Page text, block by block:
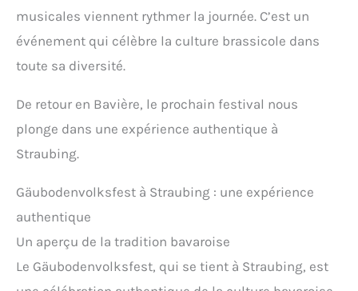
musicales viennent rythmer la journée. C’est un
événement qui célèbre la culture brassicole dans
toute sa diversité.
De retour en Bavière, le prochain festival nous
plonge dans une expérience authentique à
Straubing.
Gäubodenvolksfest à Straubing : une expérience
authentique
Un aperçu de la tradition bavaroise
Le Gäubodenvolksfest, qui se tient à Straubing, est